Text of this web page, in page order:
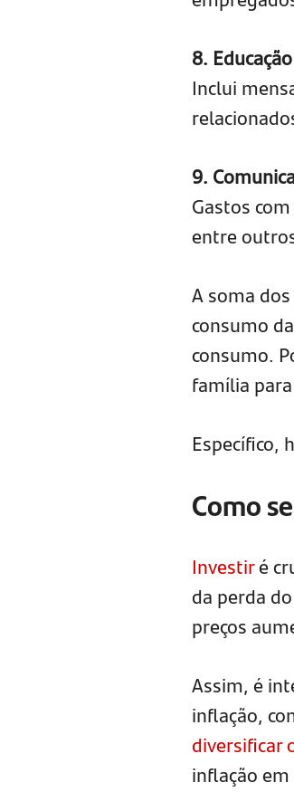
8. Educação
Inclui
9.
Gastos
entre
A soma
consumo
consumo.
família
Específico,
Como
Investiré
da perda
preços
Assim, é
inflação,
diversificar
inflação